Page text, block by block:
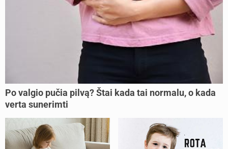
Po valgio pučia pilvą? Štai kada tai normalu, o kada
verta sunerimti